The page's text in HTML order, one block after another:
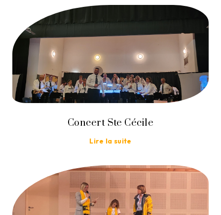
Concert Ste Cécile
Lire la suite